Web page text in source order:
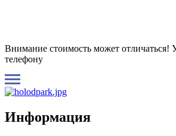
Внимание стоимость может отличаться!
телефону
Информация